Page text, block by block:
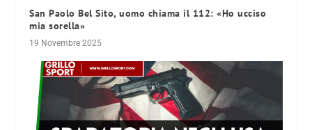
San Paolo Bel Sito, uomo chiama il 112: «Ho ucciso
mia sorella»
19 Novembre 2025